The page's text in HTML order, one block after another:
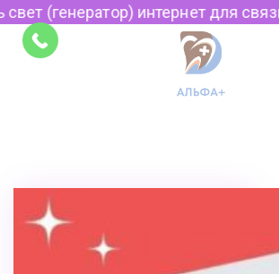
интернет для связи по Viber,